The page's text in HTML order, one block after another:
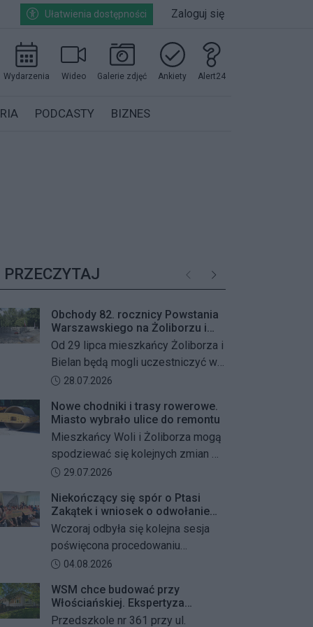
Ułatwienia dostępności Zaloguj się
Wydarzenia Wideo Galerie zdjęć Ankiety Alert24
PODCASTY BIZNES
PRZECZYTAJ PoprzednieNastępne
Obchody 82. rocznicy Powstania
Warszawskiego na Żoliborzu i
Bielanach
Od 29 lipca mieszkańcy Żoliborza i
Bielan będą mogli uczestniczyć w
szeregu kolejnych wydarzeń
Powstania Warszawskiego oraz
żołnierzy Armii Krajowej Obwodu
„Żywiciel”. W programie znalazły
się akcje porządkowania miejsc
pamięci, uroczystości patriotyczne,
spotkania z powstańcami oraz
wspólne oddanie hołdu bohaterom
Data dodania artykułu:
28.07.2026
Nowe chodniki i trasy rowerowe.
Miasto wybrało ulice do remontu
Mieszkańcy Woli i Żoliborza mogą
spodziewać się kolejnych zmian w
miejskiej przestrzeni. Warszawa
dróg dla rowerów na kilku ważnych
ulicach obu dzielnic. Wykonawcy
mają zostać wybrani w przetargu, a
wszystkie prace mają zakończyć
się jeszcze w tym roku.
Data dodania artykułu:
29.07.2026
Niekończący się spór o Ptasi
Zakątek i wniosek o odwołanie
przewodniczącego Rady
Dzielnicy
Wczoraj odbyła się kolejna sesja
poświęcona procedowaniu
obywatelskiego projektu uchwały
zaniechania budowy zespołu
przedszkolno-żłobkowego przy ul.
Data dodania artykułu:
04.08.2026
WSM chce budować przy
Włościańskiej. Ekspertyza
wykazała problemy z gruntem
Przedszkole nr 361 przy ul.